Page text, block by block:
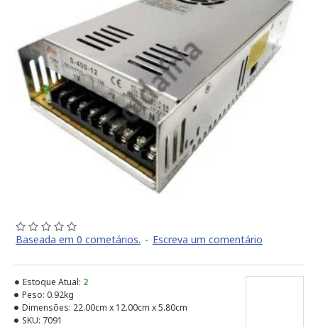
Baseada em 0 cometários. - Escreva um comentário
Estoque Atual: 2
Peso: 0.92kg
Dimensões: 22.00cm x 12.00cm x 5.80cm
SKU: 7091